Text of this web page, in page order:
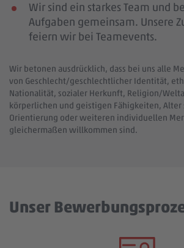
Wir sind ein starkes Team und
Aufgaben gemeinsam. Unsere
feiern wir bei Teamevents.
Wir betonen ausdrücklich, dass bei uns alle
von Geschlecht/geschlechtlicher Identität,
Nationalität, sozialer Herkunft, Religion/
körperlichen und geistigen Fähigkeiten,
Orientierung oder weiteren individuellen
gleichermaßen willkommen sind.
Unser